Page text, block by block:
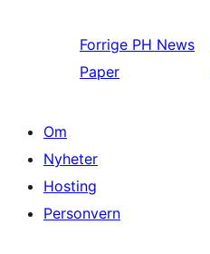
Forrige PH News
Paper
Om
Nyheter
Hosting
Personvern